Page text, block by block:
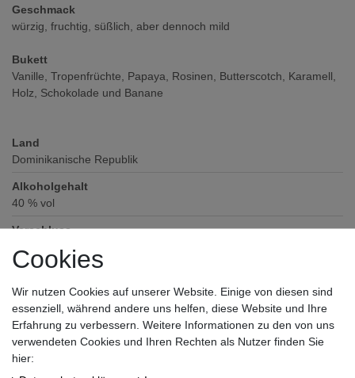
Geschmack
würzig, fruchtig, süßlich, aber dennoch mild
Bukett
Vanille, Tropenfrüchte, Papaya, Rosinen, Butterscotch, Karamell,
Holz, Schokolade und Banane
Land
Dominikanische Republik
Alkoholgehalt
40 % vol
Verschluss
enthält keine deklarationspflichtigen Allergene und Zusatzstoffe
Hersteller / Importeur
Berentzen Gruppe AG, Ritterstr. 7, 49740 Haselünne
Cookies
Wir nutzen Cookies auf unserer Website. Einige von diesen sind
essenziell, während andere uns helfen, diese Website und Ihre
Erfahrung zu verbessern. Weitere Informationen zu den von uns
verwendeten Cookies und Ihren Rechten als Nutzer finden Sie
hier: